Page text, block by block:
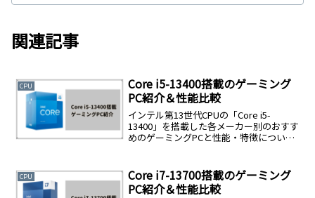
関連記事
CPU
Core i5-13400搭載のゲーミング
PC紹介＆性能比較
インテル第13世代CPUの「Core i5-
13400」を搭載した各メーカー別のおすす
めのゲーミングPCと性能・特徴について
CPU
Core i7-13700搭載のゲーミング
PC紹介＆性能比較